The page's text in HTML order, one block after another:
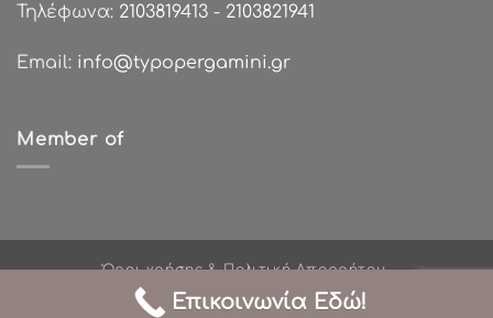
Τηλέφωνα: 2103819413 - 2103821941
Email: info@typopergamini.gr
Member of
Όροι χρήσης & Πολιτική Απορρήτου
Πολιτικές Επιστροφών
Σχετικά με εμάς
Χονδρική Πώληση Επικοινωνία
Επικοινωνία Εδώ!